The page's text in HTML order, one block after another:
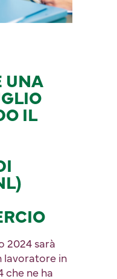
UNA
IL
2024 sarà
lavoratore in
che ne ha